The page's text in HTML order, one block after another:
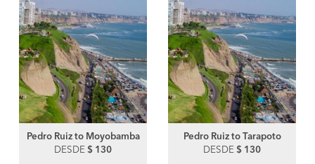
Pedro Ruiz to Moyobamba
DESDE $ 130
Pedro Ruiz to Tarapoto
DESDE $ 130